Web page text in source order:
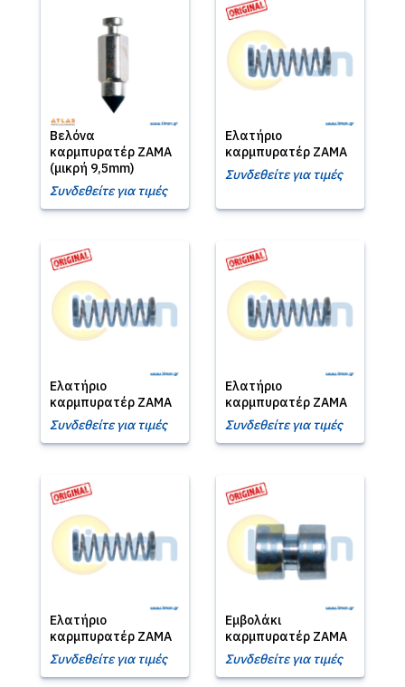
Βελόνα
καρμπυρατέρ ZAMA
(μικρή 9,5mm)
Συνδεθείτε για τιμές
Ελατήριο
καρμπυρατέρ ZAMA
Συνδεθείτε για τιμές
Ελατήριο
καρμπυρατέρ ZAMA
Συνδεθείτε για τιμές
Ελατήριο
καρμπυρατέρ ZAMA
Συνδεθείτε για τιμές
Ελατήριο
καρμπυρατέρ ZAMA
Συνδεθείτε για τιμές
Εμβολάκι
καρμπυρατέρ ZAMA
Συνδεθείτε για τιμές